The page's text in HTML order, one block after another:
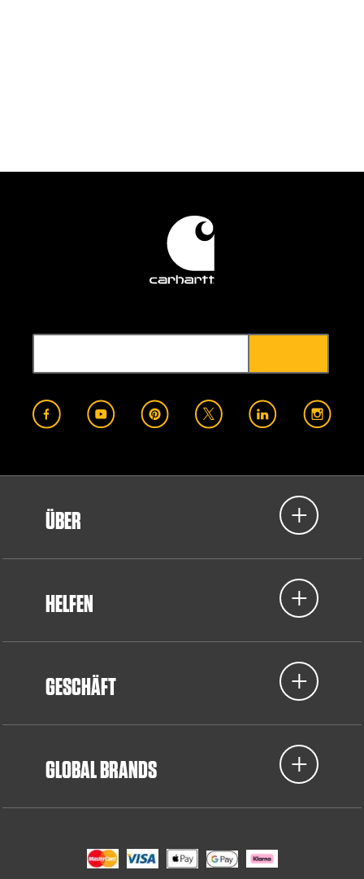
ÜBER
HELFEN
GESCHÄFT
GLOBAL BRANDS